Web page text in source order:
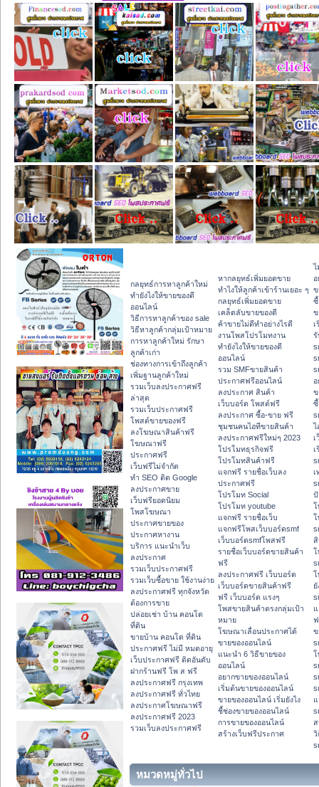
กลยุทธ์การหาลูกค้าใหม่
ทํายังไงให้ขายของดี
ออนไลน์
วิธีการหาลูกค้าของ sale
วิธีหาลูกค้ากลุ่มเป้าหมาย
การหาลูกค้าใหม่ รักษา
ลูกค้าเก่า
ช่องทางการเข้าถึงลูกค้า
เพิ่มฐานลูกค้าใหม่
รวมเว็บลงประกาศฟรี
ล่าสุด
รวมเว็บประกาศฟรี
โพสต์ขายของฟรี
ลงโฆษณาสินค้าฟรี
โฆษณาฟรี
ประกาศฟรี
เว็บฟรีไม่จำกัด
ทำ SEO ติด Google
ลงประกาศขาย
เว็บฟรียอดนิยม
โพสโฆษณา
ประกาศขายของ
ประกาศหางาน
บริการ แนะนำเว็บ
ลงประกาศ
รวมเว็บประกาศฟรี
รวมเว็บซื้อขาย ใช้งานง่าย
ลงประกาศฟรี ทุกจังหวัด
ต้องการขาย
ปล่อยเช่า บ้าน คอนโด
ที่ดิน
ขายบ้าน คอนโด ที่ดิน
ประกาศฟรี ไม่มี หมดอายุ
เว็บประกาศฟรี ติดอันดับ
ฝากร้านฟรี โพ ส ฟรี
ลงประกาศฟรี กรุงเทพ
ลงประกาศฟรี ทั่วไทย
ลงประกาศโฆษณาฟรี
ลงประกาศฟรี 2023
รวมเว็บลงประกาศฟรี
หากลยุทธ์เพิ่มยอดขาย
ทําไงให้ลูกค้าเข้าร้านเยอะ ๆ
กลยุทธ์เพิ่มยอดขาย
เคล็ดลับขายของดี
ค้าขายไม่ดีทำอย่างไรดี
งานโพสโปรโมทงาน
ทํายังไงให้ขายของดี
ออนไลน์
รวม SMFขายสินค้า
ประกาศฟรีออนไลน์
ลงประกาศ สินค้า
เว็บบอร์ด โพสต์ฟรี
ลงประกาศ ซื้อ-ขาย ฟรี
ชุมชนคนไอทีขายสินค้า
ลงประกาศฟรีใหม่ๆ 2023
โปรโมทธุรกิจฟรี
โปรโมทสินค้าฟรี
แจกฟรี รายชื่อเว็บลง
ประกาศฟรี
โปรโมท Social
โปรโมท youtube
แจกฟรี รายชื่อเว็บ
แจกฟรีโพสเว็บบอร์ดsmf
เว็บบอร์ดsmfโพสฟรี
รายชื่อเว็บบอร์ดขายสินค้า
ฟรี
ลงประกาศฟรี เว็บบอร์ด
เว็บบอร์ดขายสินค้าฟรี
ฟรี เว็บบอร์ด แรงๆ
โพสขายสินค้าตรงกลุ่มเป้า
หมาย
โฆษณาเลื่อนประกาศได้
ขายของออนไลน์
แนะนำ 6 วิธีขายของ
ออนไลน์
อยากขายของออนไลน์
เริ่มต้นขายของออนไลน์
ขายของออนไลน์ เริ่มยังไง
ชี้ช่องขายของออนไลน์
การขายของออนไลน์
สร้างเว็บฟรีประกาศ
ไ
ข
เ
รั
ข
ไ
เ
เ
เ
ปั
โ
โ
ข
โ
ส
วิ
หมวดหมู่ทั่วไป